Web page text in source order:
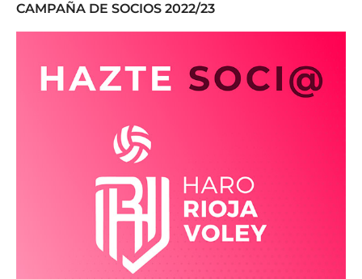
CAMPAÑA DE SOCIOS 2022/23